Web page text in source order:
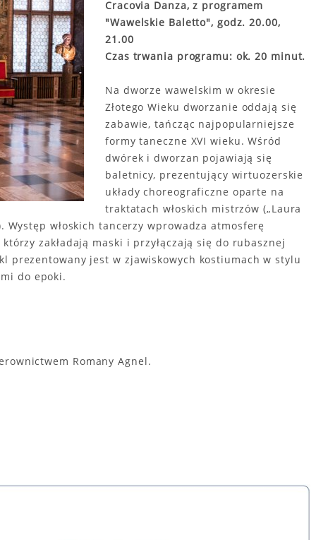
Cracovia Danza, z programem
"Wawelskie Baletto", godz. 20.00,
21.00
Czas trwania programu: ok. 20 minut.
Na dworze wawelskim w okresie
Złotego Wieku dworzanie oddają się
zabawie, tańcząc najpopularniejsze
formy taneczne XVI wieku. Wśród
dwórek i dworzan pojawiają się
baletnicy, prezentujący wirtuozerskie
układy choreograficzne oparte na
traktatach włoskich mistrzów („Laura
Występ włoskich tancerzy wprowadza atmosferę
zakładają maski i przyłączają się do rubasznej
prezentowany jest w zjawiskowych kostiumach w stylu
do epoki.
Romany Agnel.